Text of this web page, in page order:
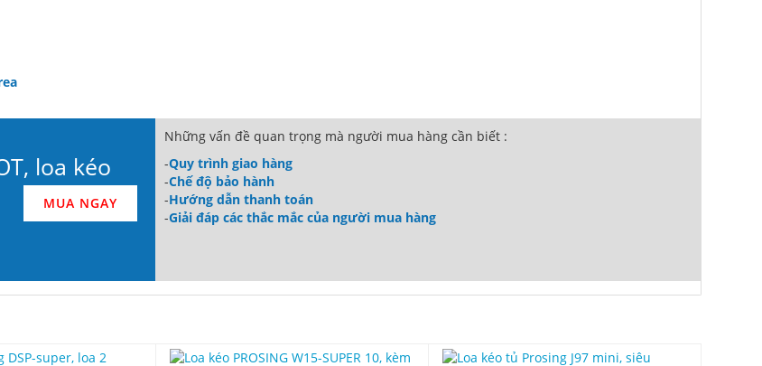
loa kéo
MUA NGAY
Những vấn đề quan trọng mà người mua hàng cần biết :
-Quy trình giao hàng
-Chế độ bảo hành
-Hướng dẫn thanh toán
-Giải đáp các thắc mắc của người mua hàng